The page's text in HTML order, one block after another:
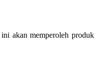
akan memperoleh produk